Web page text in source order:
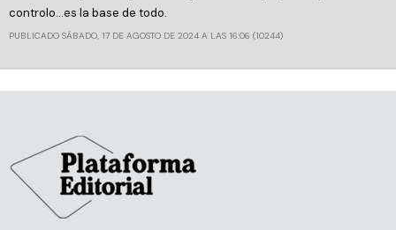
controlo...es la base de todo.
PUBLICADO SÁBADO, 17 DE AGOSTO DE 2024 A LAS 16:06 (10244)